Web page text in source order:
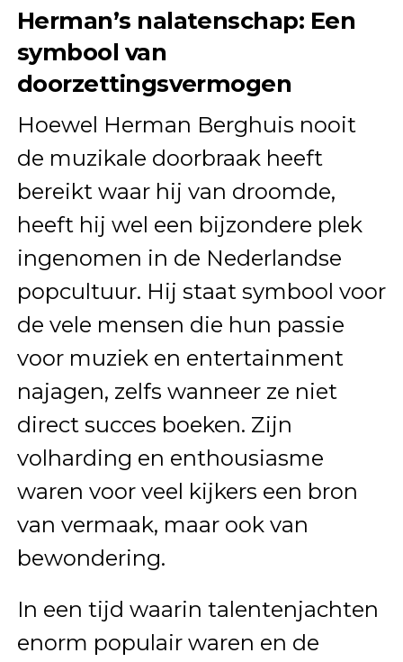
Herman’s nalatenschap: Een
symbool van
doorzettingsvermogen
Hoewel Herman Berghuis nooit
de muzikale doorbraak heeft
bereikt waar hij van droomde,
heeft hij wel een bijzondere plek
ingenomen in de Nederlandse
popcultuur. Hij staat symbool voor
de vele mensen die hun passie
voor muziek en entertainment
najagen, zelfs wanneer ze niet
direct succes boeken. Zijn
volharding en enthousiasme
waren voor veel kijkers een bron
van vermaak, maar ook van
bewondering.
In een tijd waarin talentenjachten
enorm populair waren en de